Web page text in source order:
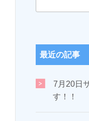
最近の記事
7月20日
す！！